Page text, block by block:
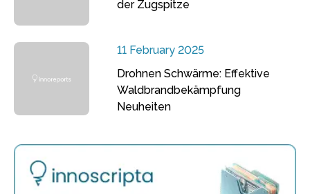
der Zugspitze
11 February 2025
Drohnen Schwärme: Effektive
Waldbrandbekämpfung
Neuheiten